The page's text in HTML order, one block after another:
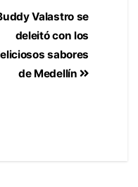
Valastro se
deleitó con los
sabores
de Medellín